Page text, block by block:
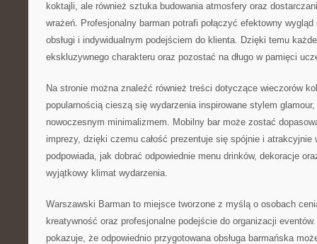
koktajli, ale również sztuka budowania atmosfery oraz
wrażeń. Profesjonalny barman potrafi połączyć efektowny
obsługi i indywidualnym podejściem do klienta. Dzięki temu
ekskluzywnego charakteru oraz pozostać na długo w pamięci
Na stronie można znaleźć również treści dotyczące wieczorów
popularnością cieszą się wydarzenia inspirowane stylem
nowoczesnym minimalizmem. Mobilny bar może zostać
imprezy, dzięki czemu całość prezentuje się spójnie i atrakcyjnie
podpowiada, jak dobrać odpowiednie menu drinków, dekoracje
wyjątkowy klimat wydarzenia.
Warszawski Barman to miejsce tworzone z myślą o osobach
kreatywność oraz profesjonalne podejście do organizacji
pokazuje, że odpowiednio przygotowana obsługa barmańska